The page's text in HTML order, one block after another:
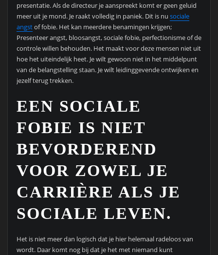
presentatie. Als de directeur je aanspreekt komt er geen geluid
meer uit je mond. Je raakt volledig in paniek. Dit is nu sociale
angstof fobie. Het kan meerdere benamingen krijgen;
Presenteer angst, bloosangst, sociale fobie, perfectionisme of de
controle willen behouden. Het maakt voor deze mensen niet uit
hoe het uiteindelijk heet. Je wilt gewoon niet in het middelpunt
van de belangstelling staan. Je wilt leidinggevende ontwijken en
jezelf terug trekken.
EEN SOCIALE
FOBIE IS NIET
BEVORDEREND
VOOR ZOWEL JE
CARRIÈRE ALS JE
SOCIALE LEVEN.
Het is niet meer dan logisch dat je hier helemaal radeloos van
wordt. Daar komt nog bij dat je het met niemand kunt